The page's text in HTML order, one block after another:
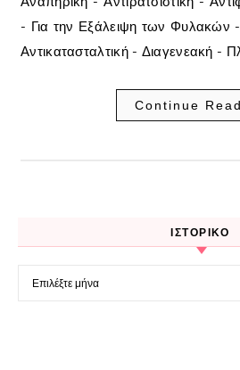
- Για την Εξάλειψη των Φυλακών
Αντικατασταλτική - Διαγενεακή -
Continue
ΙΣΤΟΡΙΚΌ
Ιστορικό